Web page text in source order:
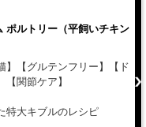
ルトリー（平飼いチキン
】【グルテンフリー】【ド
関節ケア】
特大キブルのレシピ